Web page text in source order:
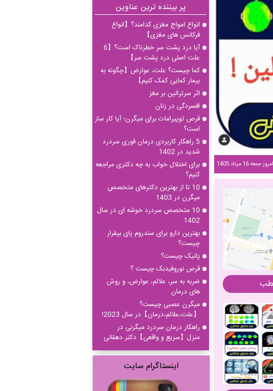
امروز جمعه 16 مرداد 1405
پر بیننده ترین عناوین
انواع امواج مغزی کدامند؟【انواع
فرکانس های مغزی】
آیا درد پشت سر خطرناک است؟【6
علت اصلی درد پشت سر】
کما چیست؟ علت، عوارض【چگونه به
بیمار کمایی کمک کنیم】
اثر سرترالین بر مغز
افسردگی در زنان
قرص توپیرامات برای میگرن؛ آیا کار ساز
است؟
5 راهکار کاربردی درمان فوری سردرد
شدید در 1402
برای اختلال خواب به چه دکتری مراجعه
کنیم؟
10 تا از بهترین دکترهای متخصص
میگرن در 1403
10 متخصص سردرد خوشه ای در سال
1402
بهترین دارو برای سندروم پای بیقرار
چیست؟
پانیک چیست؟
قرص نوروفیدبک چیست ؟
ضربه به سر، علائم، عوارض، و روش
های درمان
میگرن عصبی چیست؟
【علت،علائم،درمان】در سال 2023!
راهکار درمان سردرد میگرنی در
منزل【سریع و واقعی】دکتر دهقانی
اینستاگرام سایت